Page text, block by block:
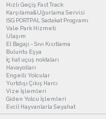
Hızlı Geçiş Fast Track
Karşılama&Uğurlama Servisi
ISG PORTPAL Sadakat Programı
Vale Park Hizmeti
Ulaşım
El Bagajı - Sıvı Kısıtlama
Buluntu Eşya
İç hat uçuş noktaları
Havayolları
Engelli Yolcular
Yurtdışı Çıkış Harcı
Vize İşlemleri
Giden Yolcu İşlemleri
Evcil Hayvanlarla Seyahat